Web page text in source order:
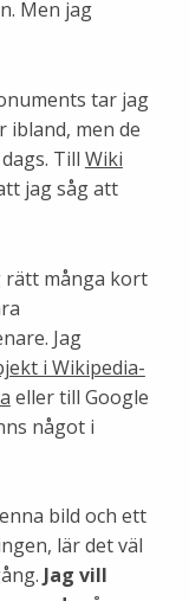
Men jag
tar jag
ibland, men de
Till Wiki
jag såg att
rätt många kort
Jag
i Wikipedia-
eller till Google
något i
bild och ett
lär det väl
Jag vill